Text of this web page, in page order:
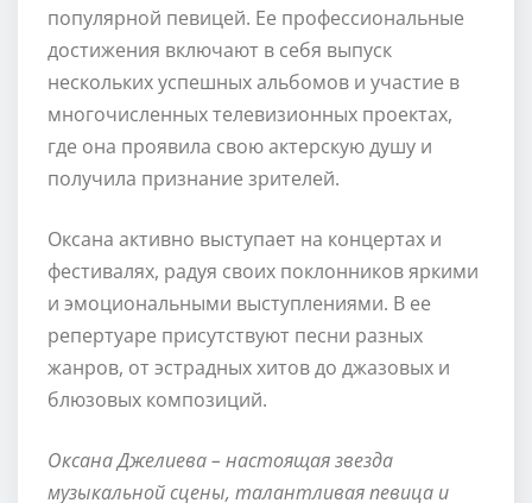
популярной певицей. Ее профессиональные
достижения включают в себя выпуск
нескольких успешных альбомов и участие в
многочисленных телевизионных проектах,
где она проявила свою актерскую душу и
получила признание зрителей.
Оксана активно выступает на концертах и
фестивалях, радуя своих поклонников яркими
и эмоциональными выступлениями. В ее
репертуаре присутствуют песни разных
жанров, от эстрадных хитов до джазовых и
блюзовых композиций.
Оксана Джелиева – настоящая звезда
музыкальной сцены, талантливая певица и